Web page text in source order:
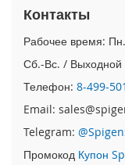
o
n
e
A
i
r
i
P
h
Контакты
Рабочее время:
Сб.-Вс. / Выходной
Телефон: 8-499-
Email:
Telegram:
Промокод Купон